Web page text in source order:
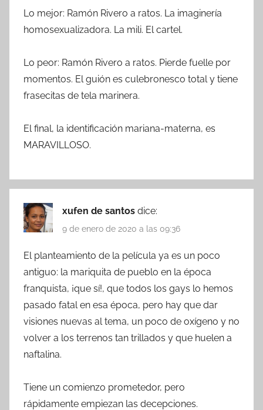
Lo mejor: Ramón Rivero a ratos. La imaginería
homosexualizadora. La mili. El cartel.
Lo peor: Ramón Rivero a ratos. Pierde fuelle por
momentos. El guión es culebronesco total y tiene
frasecitas de tela marinera.
El final, la identificación mariana-materna, es
MARAVILLOSO.
xufen de santos dice:
9 de enero de 2020 a las 09:36
El planteamiento de la película ya es un poco
antiguo: la mariquita de pueblo en la época
franquista, ¡que sí!, que todos los gays lo hemos
pasado fatal en esa época, pero hay que dar
visiones nuevas al tema, un poco de oxígeno y no
volver a los terrenos tan trillados y que huelen a
naftalina.
Tiene un comienzo prometedor, pero
rápidamente empiezan las decepciones.